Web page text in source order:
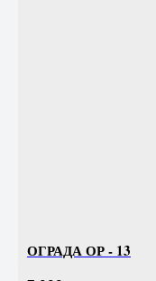
ОГРАДА ОР - 13